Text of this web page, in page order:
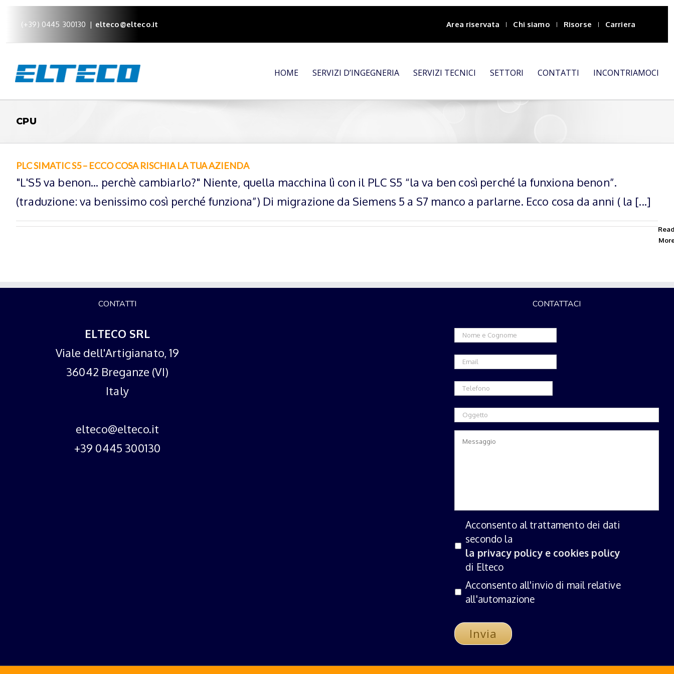
(+39) 0445 300130 | elteco@elteco.it Area riservata Chi siamo Risorse Carriera
HOME SERVIZI D’INGEGNERIA SERVIZI TECNICI SETTORI CONTATTI INCONTRIAMOCI
CPU
PLC SIMATIC S5 – ECCO COSA RISCHIA LA TUA AZIENDA
"L'S5 va benon... perchè cambiarlo?" Niente, quella macchina lì con il PLC S5 “la va ben così perché la funxiona benon”.
(traduzione: va benissimo così perché funziona”) Di migrazione da Siemens 5 a S7 manco a parlarne. Ecco cosa da anni ( la [...]
CONTATTI
ELTECO SRL
Viale dell'Artigianato, 19
36042 Breganze (VI)
Italy
elteco@elteco.it
+39 0445 300130
CONTATTACI
Acconsento al trattamento dei dati
secondo la
la privacy policy e cookies policy
di Elteco
Acconsento all'invio di mail relative
all'automazione